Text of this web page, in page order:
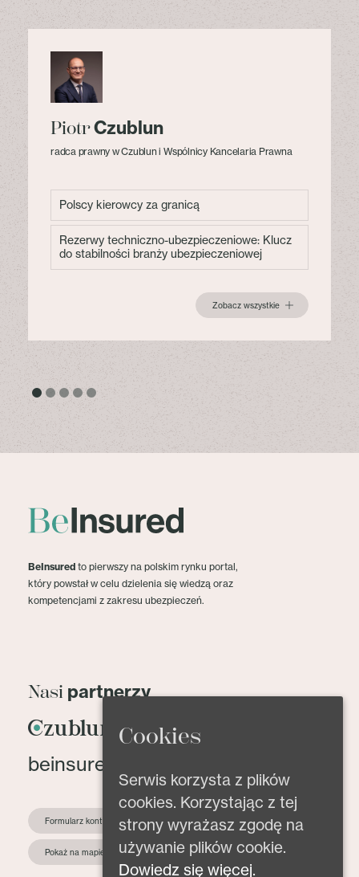
PiotrCzublun
radca prawny w Czublun i Wspólnicy Kancelaria Prawna
Polscy kierowcy za granicą
Rezerwy techniczno-ubezpieczeniowe: Klucz
do stabilności branży ubezpieczeniowej
Zobacz wszystkie
BeInsured to pierwszy na polskim rynku portal,
który powstał w celu dzielenia się wiedzą oraz
kompetencjami z zakresu ubezpieczeń.
Nasi partnerzy
beinsured@beinsured.pl
Formularz kontaktowy
Pokaż na mapie
Cookies
Serwis korzysta z plików
cookies. Korzystając z tej
strony wyrażasz zgodę na
używanie plików cookie.
Dowiedz się więcej.